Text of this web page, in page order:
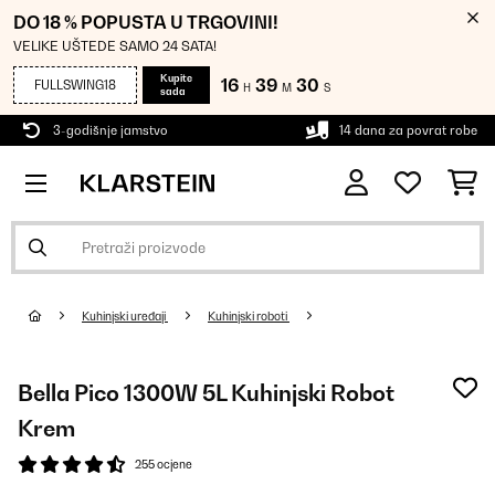
DO 18 % POPUSTA U TRGOVINI!
VELIKE UŠTEDE SAMO 24 SATA!
FULLSWING18
Kupite
sada
16 H 39 M 30 S
3-godišnje jamstvo 14 dana za povrat robe
Kuhinjski uređaji Kuhinjski roboti
Bella Pico 1300W 5L Kuhinjski Robot
Krem
255 ocjene